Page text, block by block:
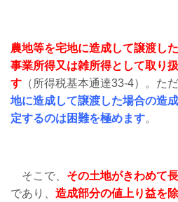
農地等を宅地に造成して譲渡し
事業所得又は雑所得として取り
す （所得税基本通達33-4）。ただ
地に造成して譲渡した場合の造
定するのは困難を極めます。
そこで、 その土地がきわめて
であり、 造成部分の値上り益を